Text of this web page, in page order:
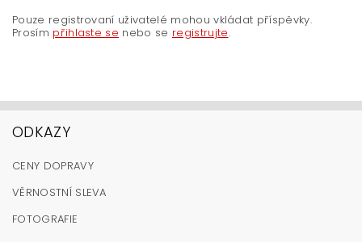
Pouze registrovaní uživatelé mohou vkládat příspěvky.
Prosím přihlaste se nebo se registrujte.
ODKAZY
CENY DOPRAVY
VĚRNOSTNÍ SLEVA
FOTOGRAFIE